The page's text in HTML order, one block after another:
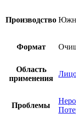
Производство
Формат
Область
применения
Проблемы